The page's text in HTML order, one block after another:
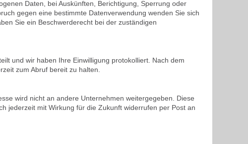
Daten, bei Auskünften, Berichtigung, Sperrung oder
gegen eine bestimmte Datenverwendung wenden Sie sich
Sie ein Beschwerderecht bei der zuständigen
und wir haben Ihre Einwilligung protokolliert. Nach dem
zum Abruf bereit zu halten.
wird nicht an andere Unternehmen weitergegeben. Diese
jederzeit mit Wirkung für die Zukunft widerrufen per Post an